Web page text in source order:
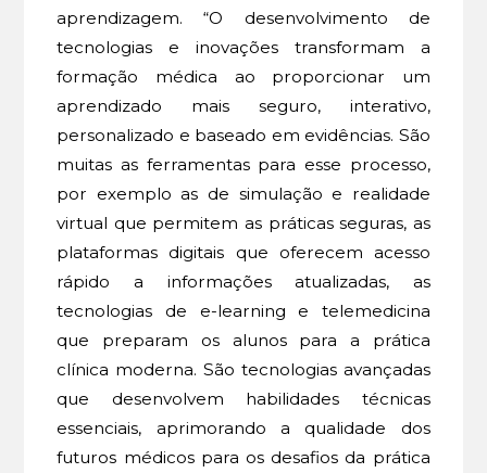
aprendizagem. “O desenvolvimento de
tecnologias e inovações transformam a
formação médica ao proporcionar um
aprendizado mais seguro, interativo,
personalizado e baseado em evidências. São
muitas as ferramentas para esse processo,
por exemplo as de simulação e realidade
virtual que permitem as práticas seguras, as
plataformas digitais que oferecem acesso
rápido a informações atualizadas, as
tecnologias de e-learning e telemedicina
que preparam os alunos para a prática
clínica moderna. São tecnologias avançadas
que desenvolvem habilidades técnicas
essenciais, aprimorando a qualidade dos
futuros médicos para os desafios da prática